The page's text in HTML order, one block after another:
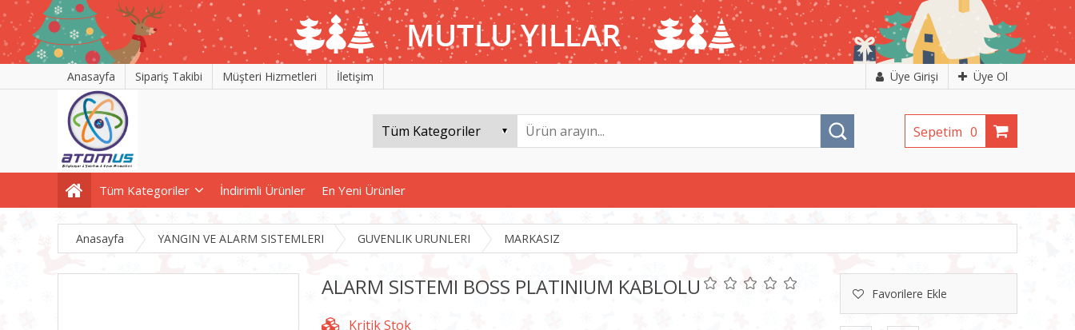
Anasayfa Sipariş Takibi Müşteri Hizmetleri İletişim Üye Girişi Üye Ol
Sepetim 0
Tüm Kategoriler İndirimli Ürünler En Yeni Ürünler
Anasayfa YANGIN VE ALARM SISTEMLERI GUVENLIK URUNLERI MARKASIZ
ALARM SISTEMI BOSS PLATINIUM KABLOLU Favorilere Ekle